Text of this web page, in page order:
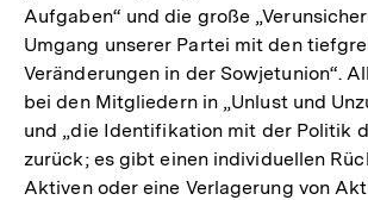
Aufgaben“ und die große
Umgang unserer Partei mit den
Veränderungen in der Sowjetunion“.
bei den Mitgliedern in „Unlust und
und „die Identifikation mit der Politik
zurück; es gibt einen individuellen
Aktiven oder eine Verlagerung von